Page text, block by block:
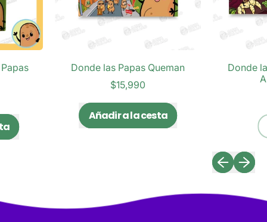
Donde las Papas Queman
$15,990
Precio habitual
Añadir a la cesta
Donde las
Precio habitual
Diapositiva